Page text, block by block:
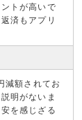
トが高いで
済もアプリ
減額されてお
明がないま
を感じざる